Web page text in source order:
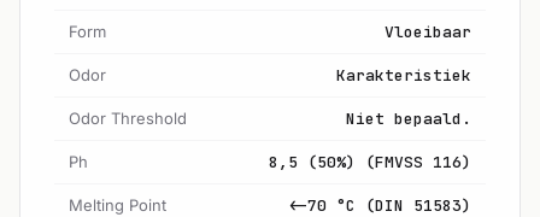
Form Vloeibaar
Odor Karakteristiek
Odor Threshold Niet bepaald.
Ph 8,5 (50%) (FMVSS 116)
Melting Point <-70 °C (DIN 51583)